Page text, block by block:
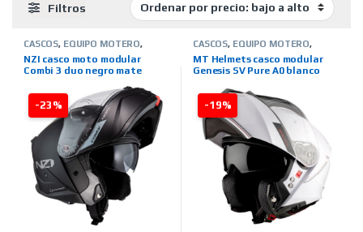
Filtros
-23%
CASCOS, EQUIPO MOTERO,
TIENDA ON LINE
NZI casco moto modular
Combi 3 duo negro mate
-19%
CASCOS, EQUIPO MOTERO,
HELMETS,TIENDA ON LINE
MT Helmets casco modular
Genesis SV Pure A0 blanco